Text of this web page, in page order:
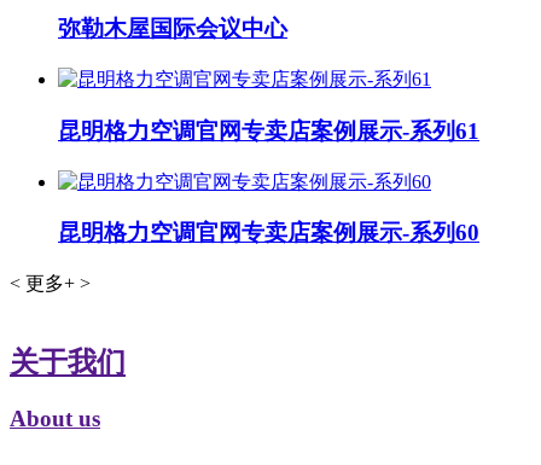
弥勒木屋国际会议中心
昆明格力空调官网专卖店案例展示-系列61
昆明格力空调官网专卖店案例展示-系列60
< 更多+ >
关于我们
About us